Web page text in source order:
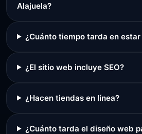
Alajuela?
¿Cuánto tiempo tarda en
¿El sitio web incluye SEO?
¿Hacen tiendas en línea?
¿Cuánto tarda el diseño web